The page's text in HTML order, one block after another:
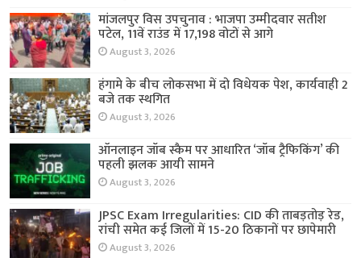
मांजलपुर विस उपचुनाव : भाजपा उम्मीदवार सतीश
पटेल, 11वें राउंड में 17,198 वोटों से आगे
August 3, 2026
हंगामे के बीच लोकसभा में दो विधेयक पेश, कार्यवाही 2
बजे तक स्थगित
August 3, 2026
ऑनलाइन जॉब स्कैम पर आधारित ‘जॉब ट्रैफिकिंग’ की
पहली झलक आयी सामने
August 3, 2026
JPSC Exam Irregularities: CID की ताबड़तोड़ रेड,
रांची समेत कई जिलों में 15-20 ठिकानों पर छापेमारी
August 3, 2026